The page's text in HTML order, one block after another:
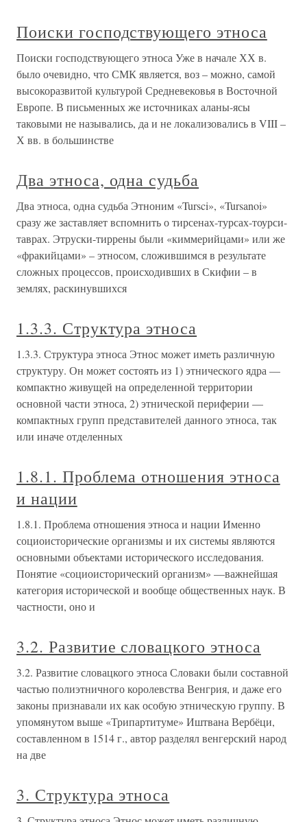
Поиски господствующего этноса
Поиски господствующего этноса Уже в начале ХХ в.
было очевидно, что СМК является, воз – можно, самой
высокоразвитой культурой Средневековья в Восточной
Европе. В письменных же источниках аланы-ясы
таковыми не назывались, да и не локализовались в VIII –
Х вв. в большинстве
Два этноса, одна судьба
Два этноса, одна судьба Этноним «Tursci», «Tursanoi»
сразу же заставляет вспомнить о тирсенах-турсах-тоурси-
таврах. Этруски-тиррены были «киммерийцами» или же
«фракийцами» – этносом, сложившимся в результате
сложных процессов, происходивших в Скифии – в
землях, раскинувшихся
1.3.3. Структура этноса
1.3.3. Структура этноса Этнос может иметь различную
структуру. Он может состоять из 1) этнического ядра —
компактно живущей на определенной территории
основной части этноса, 2) этнической периферии —
компактных групп представителей данного этноса, так
или иначе отделенных
1.8.1. Проблема отношения этноса
и нации
1.8.1. Проблема отношения этноса и нации Именно
социоисторические организмы и их системы являются
основными объектами исторического исследования.
Понятие «социоисторический организм» —важнейшая
категория исторической и вообще общественных наук. В
частности, оно и
3.2. Развитие словацкого этноса
3.2. Развитие словацкого этноса Словаки были составной
частью полиэтничного королевства Венгрия, и даже его
законы признавали их как особую этническую группу. В
упомянутом выше «Трипартитуме» Иштвана Вербёци,
составленном в 1514 г., автор разделял венгерский народ
на две
3. Структура этноса